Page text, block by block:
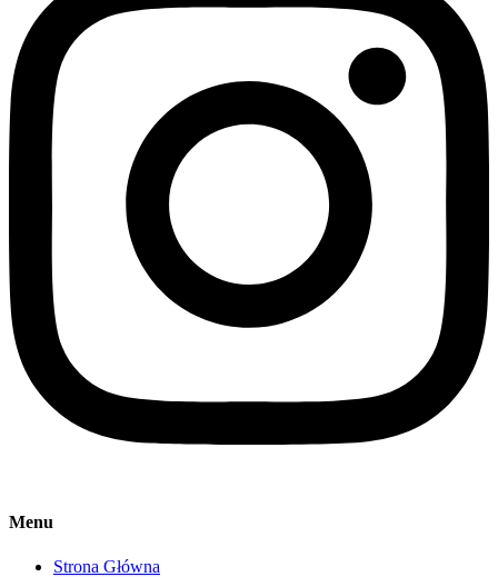
Menu
Strona Główna